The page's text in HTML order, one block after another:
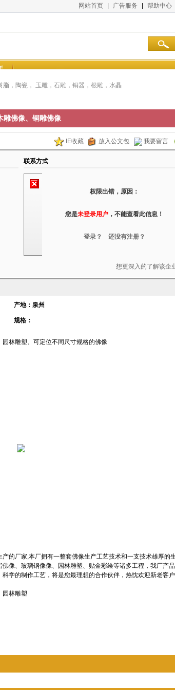
网站首页 广告服务 帮助中心
，陶瓷， 玉雕，石雕，铜器，根雕，水晶
雕佛像、铜雕佛像
IE收藏 放入公文包 我要留言
联系方式
权限出错，原因：
您是未登录用户 ，不能查看此信息！
登录？ 还没有注册？
想更深入的了解该企
产地：泉州
规格：
林雕塑、可定位不同尺寸规格的佛像
厂家,本厂拥有一整套佛像生产工艺技术和一支技术雄厚的
像、玻璃钢像像、园林雕塑、贴金彩绘等诸多工程，我厂产
学的制作工艺，将是您最理想的合作伙伴，热忱欢迎新老客户
园林雕塑